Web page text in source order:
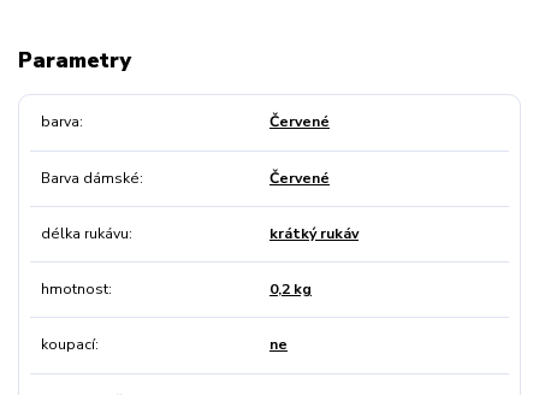
Parametry
barva Červené
Barva dámské Červené
délka rukávu krátký rukáv
hmotnost 0,2 kg
koupací ne